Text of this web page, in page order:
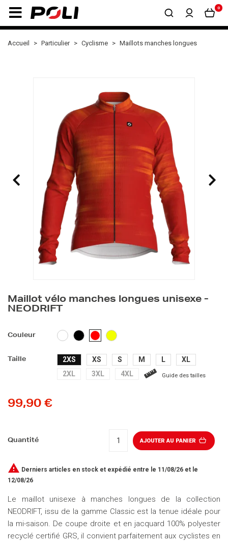
0
Accueil Particulier Cyclisme Maillots manches longues
Maillot vélo manches longues unisexe -
NEODRIFT
Couleur BLANCNOIRROUGEJAUNE
Taille 2XS XS S M L
XL
2XL
3XL 4XL Guide des tailles
99,90 €
Quantité AJOUTER AU PANIER
 Derniers articles en stock et expédié entre le 11/08/26 et le
12/08/26
Le maillot unisexe à manches longues de la collection
NEODRIFT, issu de la gamme Classic est la tenue idéale pour
la mi-saison. De coupe droite et en jacquard 100% polyester
recyclé certifié GRS, il convient parfaitement aux cyclistes en